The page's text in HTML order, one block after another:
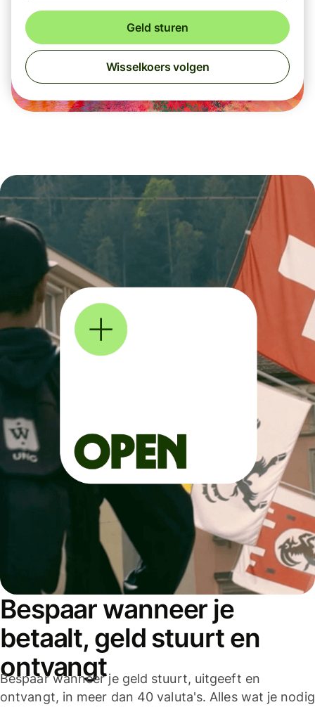
Geld sturen
Wisselkoers volgen
Bespaar wanneer je
betaalt, geld stuurt en
ontvangt
Bespaar wanneer je geld stuurt, uitgeeft en
ontvangt, in meer dan 40 valuta's. Alles wat je nodig